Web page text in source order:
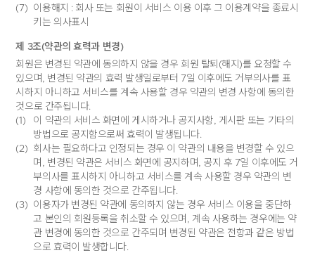
(7)
이용해지 : 회사 또는 회원이 서비스 이용 이후 그 이용계약을 종료시
키는 의사표시
제 3조(약관의 효력과 변경)
회원은 변경된 약관에 동의하지 않을 경우 회원 탈퇴(해지)를 요청할 수
있으며, 변경된 약관의 효력 발생일로부터 7일 이후에도 거부의사를 표
시하지 아니하고 서비스를 계속 사용할 경우 약관의 변경 사항에 동의한
것으로 간주됩니다.
(1)
이 약관의 서비스 화면에 게시하거나 공지사항, 게시판 또는 기타의
방법으로 공지함으로써 효력이 발생됩니다.
(2)
회사는 필요하다고 인정되는 경우 이 약관의 내용을 변경할 수 있으
며, 변경된 약관은 서비스 화면에 공지하며, 공지 후 7일 이후에도 거
부의사를 표시하지 아니하고 서비스를 계속 사용할 경우 약관의 변
경 사항에 동의한 것으로 간주됩니다.
(3)
이용자가 변경된 약관에 동의하지 않는 경우 서비스 이용을 중단하
고 본인의 회원등록을 취소할 수 있으며, 계속 사용하는 경우에는 약
관 변경에 동의한 것으로 간주되며 변경된 약관은 전항과 같은 방법
으로 효력이 발생합니다.